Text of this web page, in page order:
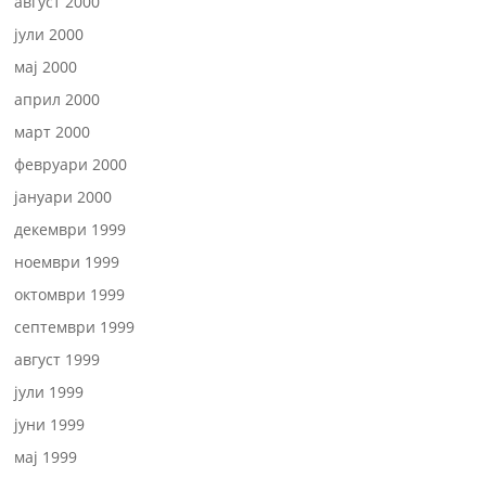
јули 2000
мај 2000
април 2000
март 2000
февруари 2000
јануари 2000
декември 1999
ноември 1999
октомври 1999
септември 1999
август 1999
јули 1999
јуни 1999
мај 1999